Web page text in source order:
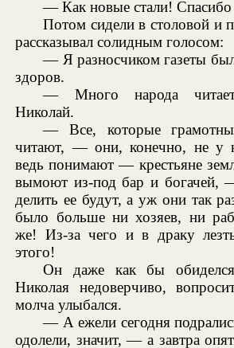
— Как новые стали! Спасибо
Потом сидели в столовой и
рассказывал солидным голосом:
— Я разносчиком газеты
здоров.
— Много народа
Николай.
— Все, которые
читают, — они, конечно, не у
ведь понимают — крестьяне
вымоют из-под бар и богачей,
делить ее будут, а уж они так
было больше ни хозяев, ни
же! Из-за чего и в драку
этого!
Он даже как бы
Николая недоверчиво,
молча улыбался.
— А ежели сегодня
одолели, значит, — а завтра